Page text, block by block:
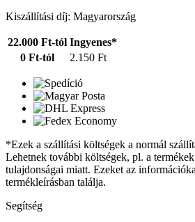
Kiszállítási díj: Magyarország
22.000 Ft-tól Ingyenes*
0 Ft-tól
2.150 Ft
*Ezek a szállítási költségek a normál
Lehetnek további költségek, pl. a
tulajdonságai miatt. Ezeket az
termékleírásban találja.
Segítség